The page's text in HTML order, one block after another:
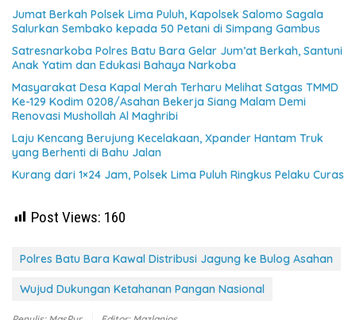
Jumat Berkah Polsek Lima Puluh, Kapolsek Salomo Sagala
Salurkan Sembako kepada 50 Petani di Simpang Gambus
Satresnarkoba Polres Batu Bara Gelar Jum’at Berkah, Santuni
Anak Yatim dan Edukasi Bahaya Narkoba
Masyarakat Desa Kapal Merah Terharu Melihat Satgas TMMD
Ke-129 Kodim 0208/Asahan Bekerja Siang Malam Demi
Renovasi Mushollah Al Maghribi
Laju Kencang Berujung Kecelakaan, Xpander Hantam Truk
yang Berhenti di Bahu Jalan
Kurang dari 1×24 Jam, Polsek Lima Puluh Ringkus Pelaku Curas
Post Views: 160
Polres Batu Bara Kawal Distribusi Jagung ke Bulog Asahan
Wujud Dukungan Ketahanan Pangan Nasional